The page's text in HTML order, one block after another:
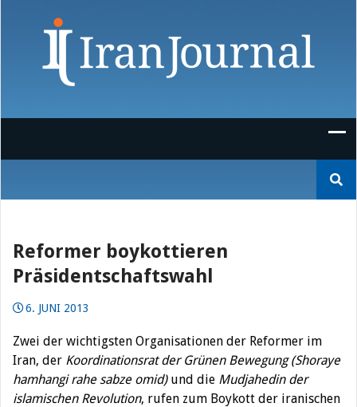
nach:
Reformer boykottieren
Präsidentschaftswahl
6. JUNI 2013
Zwei der wichtigsten Organisationen der Reformer im
Iran, der Koordinationsrat der Grünen Bewegung (Shoraye
hamhangi rahe sabze omid) und die Mudjahedin der
islamischen Revolution, rufen zum Boykott der iranischen